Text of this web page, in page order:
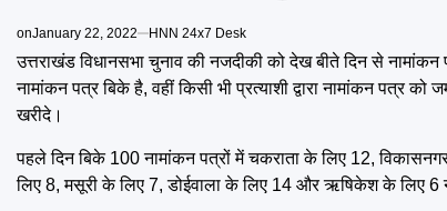
onJanuary 22, 2022 HNN 24x7 Desk
उत्तराखंड विधानसभा चुनाव की नजदीकी को देख बीते दिन से
नामांकन पत्र बिके है, वहीं किसी भी प्रत्याशी द्वारा नामांकन पत्र
खरीदे।
पहले दिन बिके 100 नामांकन पत्रों में चकराता के लिए 12,
लिए 8, मसूरी के लिए 7, डोईवाला के लिए 14 और ऋषिकेश के लिए 6